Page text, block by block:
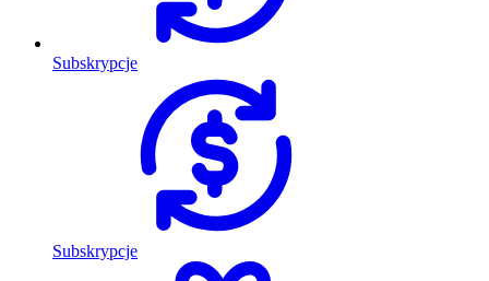
Subskrypcje
Subskrypcje